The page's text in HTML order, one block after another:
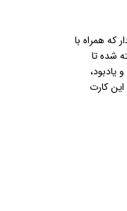
همراه با
شده تا
یادبود،
کارت